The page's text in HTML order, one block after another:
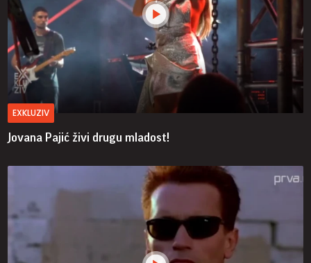
EXKLUZIV
Jovana Pajić živi drugu mladost!